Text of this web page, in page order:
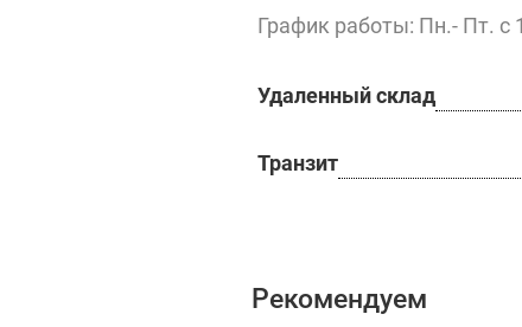
График работы: Пн.- Пт. с
Удаленный склад
Транзит
Рекомендуем